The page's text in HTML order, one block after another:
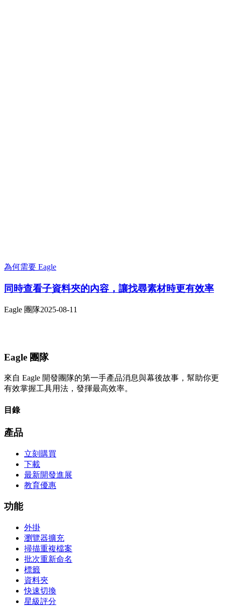
為何需要 Eagle
同時查看子資料夾的內容，讓找尋素材時更有效率
Eagle 團隊2025-08-11
Eagle 團隊
來自 Eagle 開發團隊的第一手產品消息與幕後故事，幫助你更
有效掌握工具用法，發揮最高效率。
目錄
產品
立刻購買
下載
最新開發進展
教育優惠
功能
外掛
瀏覽器擴充
掃描重複檔案
批次重新命名
標籤
資料夾
快速切換
星級評分